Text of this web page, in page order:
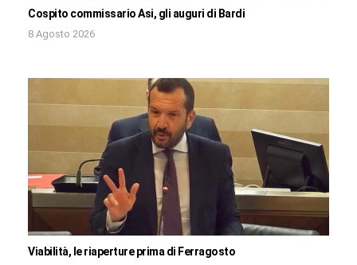
Cospito commissario Asi, gli auguri di Bardi
8 Agosto 2026
Viabilità, le riaperture prima di Ferragosto